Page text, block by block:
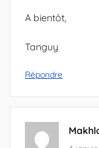
A bientôt,
Tanguy
Répondre